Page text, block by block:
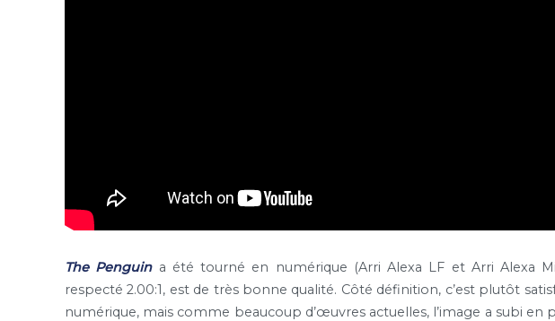
The Penguina été tourné en numérique (Arri Alexa LF et Arri Alexa
respecté 2.00:1, est de très bonne qualité. Côté définition, c’est plutôt
numérique, mais comme beaucoup d’œuvres actuelles, l’image a subi en